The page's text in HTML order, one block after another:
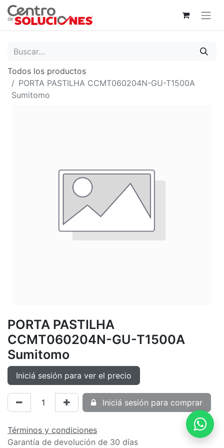
Todos los productos
PORTA PASTILHA CCMT060204N-GU-T1500A
Sumitomo
PORTA PASTILHA
CCMT060204N-GU-T1500A
Sumitomo
Iniciá sesión para ver el precio
Iniciá sesión para comprar
Términos y condiciones
Garantía de devolución de 30 días